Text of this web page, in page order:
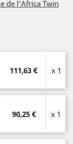
de l'Africa Twin
111,63 € x 1
90,25 € x 1